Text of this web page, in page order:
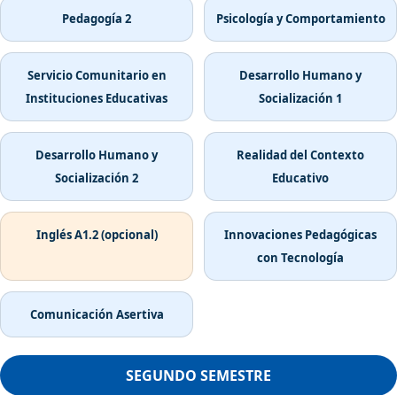
Pedagogía 2 Psicología y Comportamiento
Servicio Comunitario en
Instituciones Educativas
Desarrollo Humano y
Socialización 1
Desarrollo Humano y
Socialización 2
Realidad del Contexto
Educativo
Inglés A1.2 (opcional)
Innovaciones Pedagógicas
con Tecnología
Comunicación Asertiva
SEGUNDO SEMESTRE